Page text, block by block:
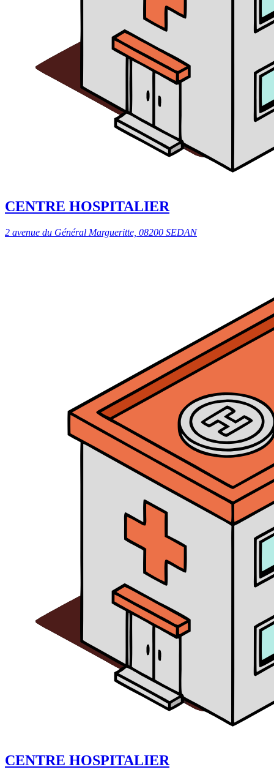
CENTRE HOSPITALIER
2 avenue du Général Margueritte, 08200 SEDAN
CENTRE HOSPITALIER